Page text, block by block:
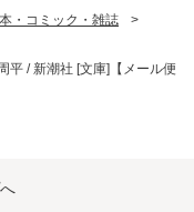
本・コミック・雑誌
>
平 / 新潮社 [文庫]【メール便